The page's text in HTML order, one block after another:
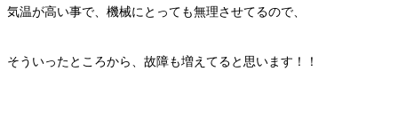
気温が高い事で、機械にとっても無理させてるので、
そういったところから、故障も増えてると思います！！